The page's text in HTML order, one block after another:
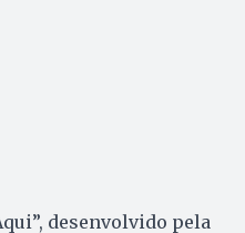
desenvolvido pela